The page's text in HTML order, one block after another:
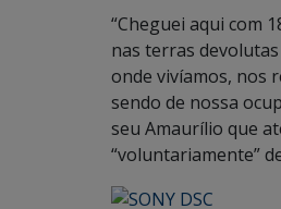
“Cheguei aqui com
nas terras
onde vivíamos, nos
sendo de nossa
seu Amaurílio que
“voluntariamente”